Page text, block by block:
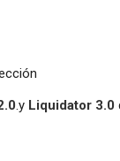
.y Liquidator 3.0